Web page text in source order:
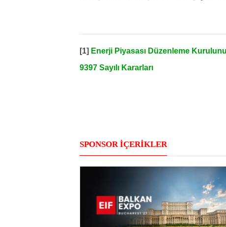
[1] Enerji Piyasası Düzenleme
9397 Sayılı Kararları
SPONSOR İÇERİKLER